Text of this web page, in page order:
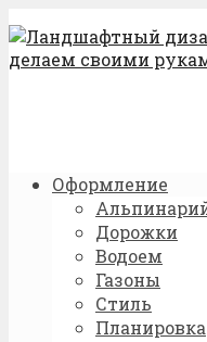
Оформление
Дорожки
Водоем
Газоны
Стиль
Планировка